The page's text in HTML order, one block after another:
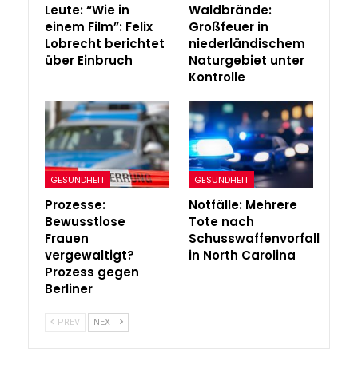
Leute: “Wie in
einem Film”: Felix
Lobrecht berichtet
über Einbruch
Waldbrände:
Großfeuer in
niederländischem
Naturgebiet unter
Kontrolle
GESUNDHEIT
Prozesse:
Bewusstlose
Frauen
vergewaltigt?
Prozess gegen
Berliner
GESUNDHEIT
Notfälle: Mehrere
Tote nach
Schusswaffenvorfall
in North Carolina
PREV NEXT